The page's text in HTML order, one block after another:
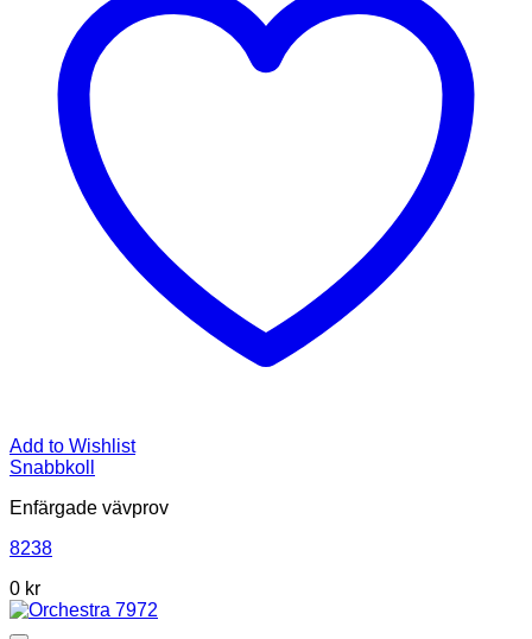
Add to Wishlist
Snabbkoll
Enfärgade vävprov
8238
0 kr